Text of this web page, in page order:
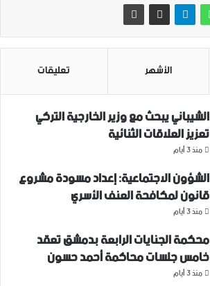
الأشهر تعليقات
الشيباني يبحث مع وزير الخارجية التركي
تعزيز العلاقات الثنائية
منذ 3 أيام
الشؤون الاجتماعية: إعداد مسودة مشروع
قانون لمكافحة العنف الأسري ‏
منذ 3 أيام
محكمة الجنايات الرابعة بدمشق تعقد
خامس جلسات محاكمة أحمد حسون
منذ 3 أيام